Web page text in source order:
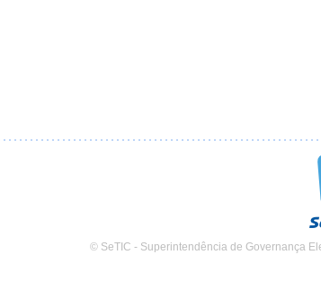
© SeTIC - Superintendência de Governança